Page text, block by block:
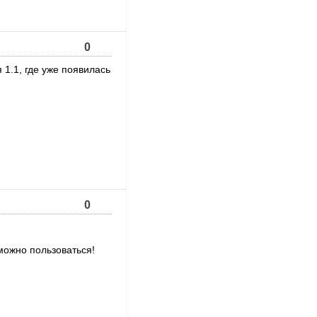
0
где уже появилась
0
пользоваться!